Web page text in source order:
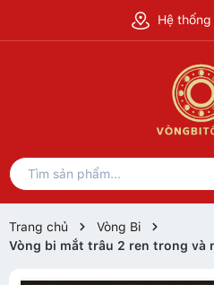
Hệ
Trang chủ
Vòng Bi
Vòng bi mắt trâu 2 ren trong và